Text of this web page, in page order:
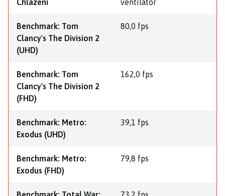
Chlazení ventilátor
Benchmark: Tom
Clancy's The Division 2
(UHD)
80,0 fps
Benchmark: Tom
Clancy's The Division 2
(FHD)
162,0 fps
Benchmark: Metro:
Exodus (UHD)
39,1 fps
Benchmark: Metro:
Exodus (FHD)
79,8 fps